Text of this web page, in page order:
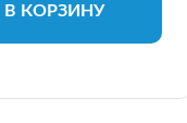
В КОРЗИНУ